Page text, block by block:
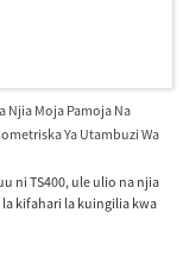
Njia Moja Pamoja Na
Ya Utambuzi Wa
ni TS400, ule ulio na njia
kifahari la kuingilia kwa
cha uwazi cha akriliki
mtindo mzuri wa mtindo